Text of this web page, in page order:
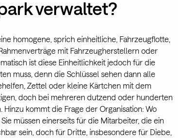
verwaltet?
homogene, sprich einheitliche, Fahrzeugflotte,
mit Fahrzeugherstellern oder
ist diese Einheitlichkeit jedoch für die
muss, denn die Schlüssel sehen dann alle
Zettel oder kleine Kärtchen mit dem
doch bei mehreren dutzend oder hunderten
kommt die Frage der Organisation: Wo
müssen einerseits für die Mitarbeiter, die ein
sein, doch für Dritte, insbesondere für Diebe,